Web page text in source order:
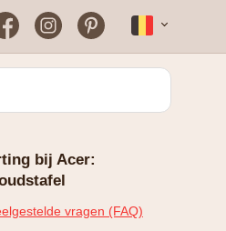
Theater Hotel
vragen
FacebookInstagramPinterest
bij Acer:
vragen (FAQ)